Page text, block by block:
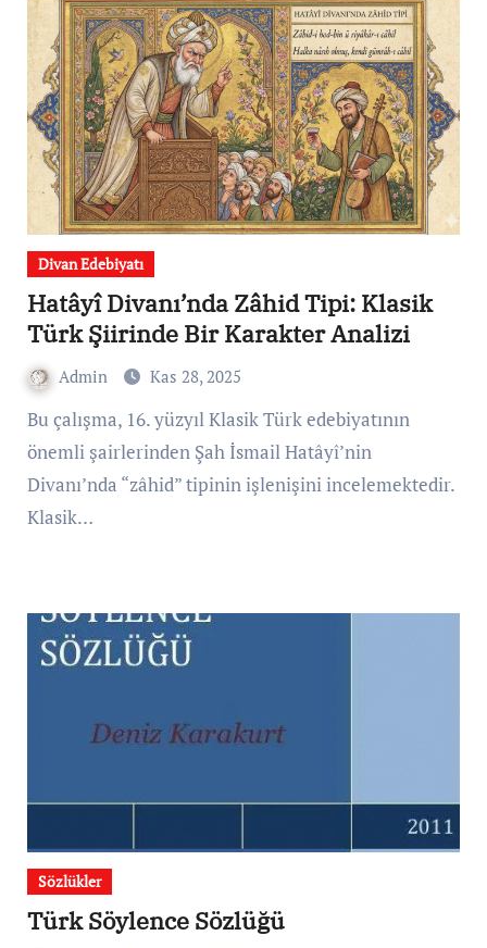
Divan Edebiyatı
Hatâyî Divanı’nda Zâhid Tipi: Klasik
Türk Şiirinde Bir Karakter Analizi
Admin Kas 28, 2025
Bu çalışma, 16. yüzyıl Klasik Türk edebiyatının
önemli şairlerinden Şah İsmail Hatâyî’nin
Divanı’nda “zâhid” tipinin işlenişini incelemektedir.
Klasik…
Sözlükler
Türk Söylence Sözlüğü